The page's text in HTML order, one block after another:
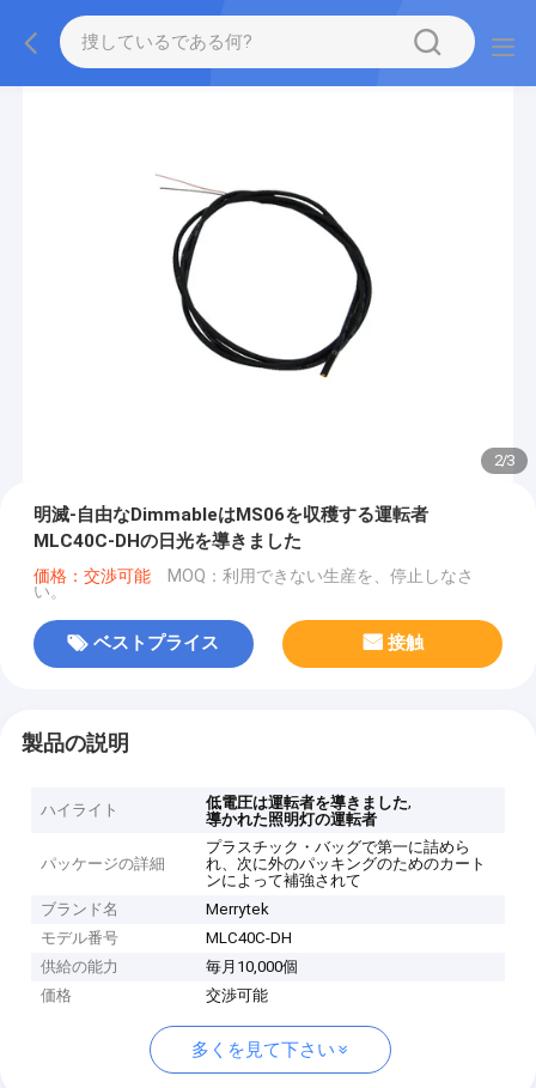
2/3
明滅-自由なDimmableはMS06を収穫する運転者
MLC40C-DHの日光を導きました
価格：交渉可能 MOQ：利用できない生産を、停止しなさ
い。
ベストプライス 接触
製品の説明
ハイライト 低電圧は運転者を導きました,
導かれた照明灯の運転者
パッケージの詳細
プラスチック・バッグで第一に詰めら
れ、次に外のパッキングのためのカート
ンによって補強されて
ブランド名
Merrytek
モデル番号
MLC40C-DH
供給の能力
毎月10,000個
価格
交渉可能
多くを見て下さい